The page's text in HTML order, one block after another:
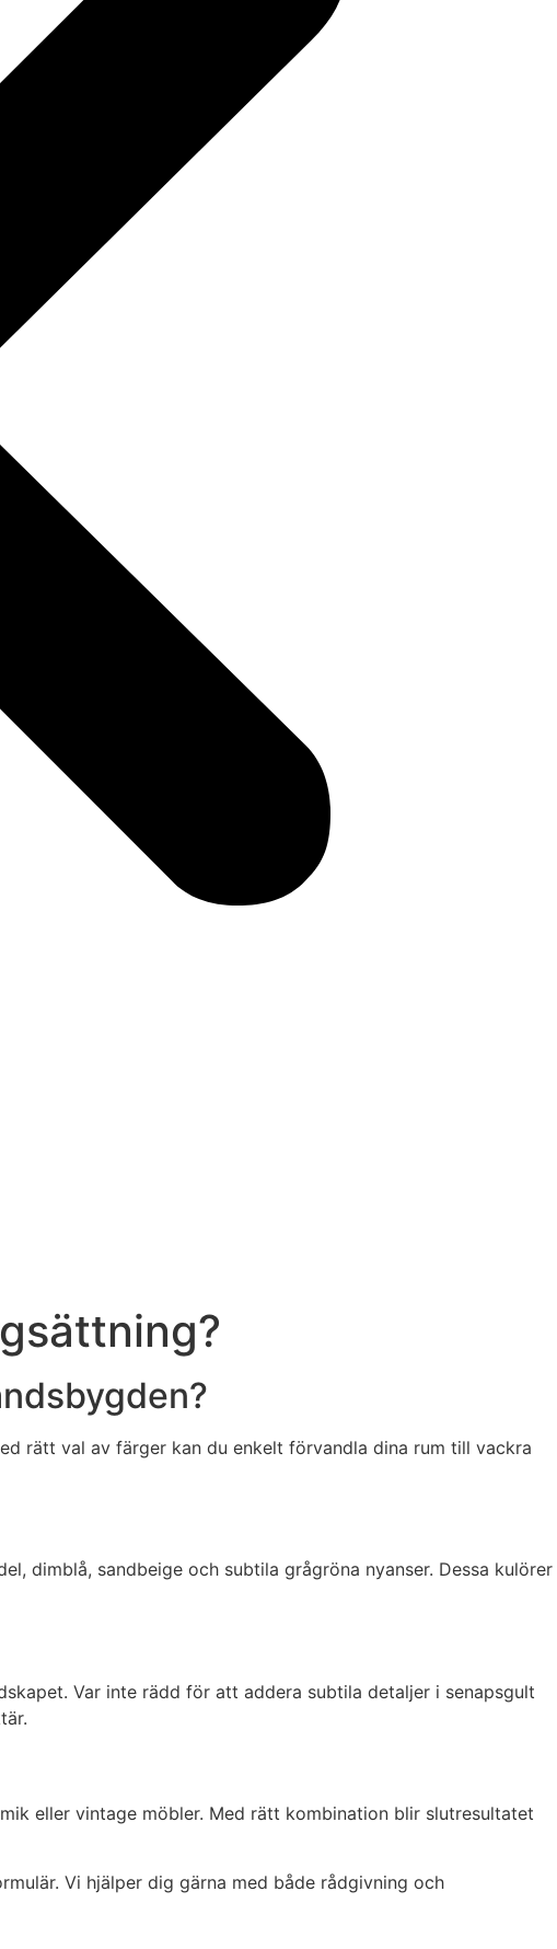
rätt val av färger kan du enkelt förvandla dina rum till vackra
dimblå, sandbeige och subtila grågröna nyanser. Dessa kulörer
Var inte rädd för att addera subtila detaljer i senapsgult
eller vintage möbler. Med rätt kombination blir slutresultatet
Vi hjälper dig gärna med både rådgivning och